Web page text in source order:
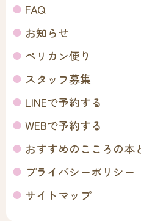
FAQ
お知らせ
ペリカン便り
スタッフ募集
LINEで予約する
WEBで予約する
おすすめのこころの本
プライバシーポリシー
サイトマップ